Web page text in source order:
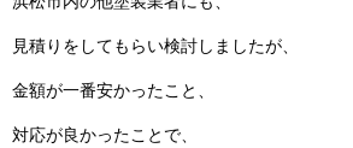
見積りをしてもらい検討しましたが、
金額が一番安かったこと、
対応が良かったことで、